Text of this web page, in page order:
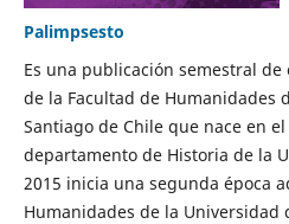
Palimpsesto
Es una publicación semestral
de la Facultad de Humanidades
Santiago de Chile que nace en
departamento de Historia de la
2015 inicia una segunda época
Humanidades de la Universidad